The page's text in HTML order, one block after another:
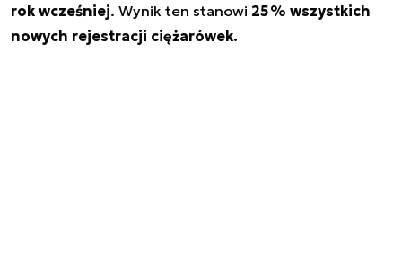
rok wcześniej. Wynik ten stanowi 25 % wszystkich
nowych rejestracji ciężarówek.